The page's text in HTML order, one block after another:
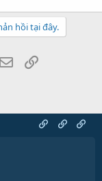
hồi tại đây.
Email